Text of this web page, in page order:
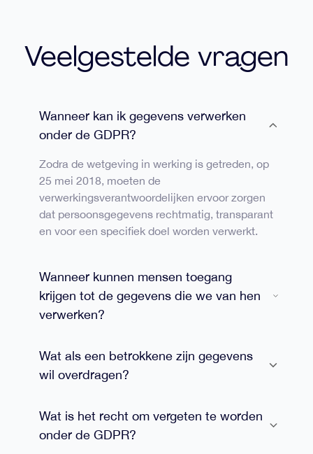
Veelgestelde vragen
Wanneer kan ik gegevens verwerken
onder de GDPR?
Zodra de wetgeving in werking is getreden, op
25 mei 2018, moeten de
verwerkingsverantwoordelijken ervoor zorgen
dat persoonsgegevens rechtmatig, transparant
en voor een specifiek doel worden verwerkt.
Wanneer kunnen mensen toegang
krijgen tot de gegevens die we van hen
verwerken?
Wat als een betrokkene zijn gegevens
wil overdragen?
Wat is het recht om vergeten te worden
onder de GDPR?